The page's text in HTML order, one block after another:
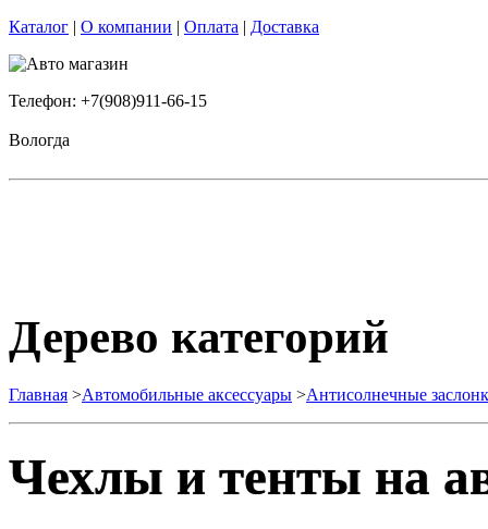
Каталог | О компании | Оплата | Доставка
Телефон: +7(908)911-66-15
Вологда
Дерево категорий
Главная >Автомобильные аксессуары >Антисолнечные
Чехлы и тенты на